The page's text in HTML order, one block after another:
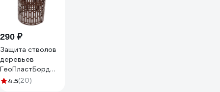
290 ₽
Защита стволов
деревьев
ГеоПластБорд
34.5x20.5 см, 4 шт,
4.5(20)